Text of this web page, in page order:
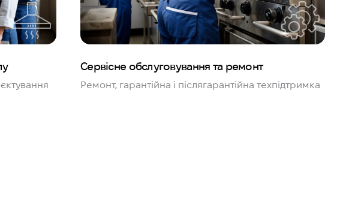
Сервісне обслуговування та ремонт
Ремонт, гарантійна і післягарантійна техпідтримка